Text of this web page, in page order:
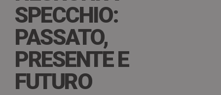
SPECCHIO:
PASSATO,
PRESENTE E
FUTURO